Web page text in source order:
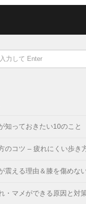
知っておきたい10のこと
のコツ – 疲れにくい歩き
震える理由＆膝を傷めな
・マメができる原因と対